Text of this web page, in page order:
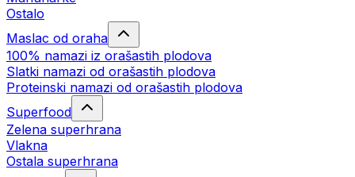
Ostalo
Maslac od oraha
100% namazi iz orašastih plodova
Slatki namazi od orašastih plodova
Proteinski namazi od orašastih plodova
Superfood
Zelena superhrana
Vlakna
Ostala superhrana